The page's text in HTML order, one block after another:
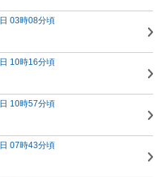
03時08分頃
10時16分頃
10時57分頃
07時43分頃